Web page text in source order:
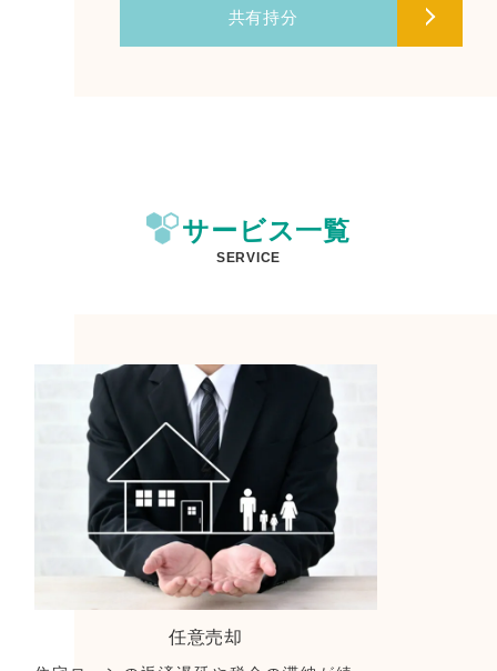
共有持分
サービス一覧
SERVICE
任意売却